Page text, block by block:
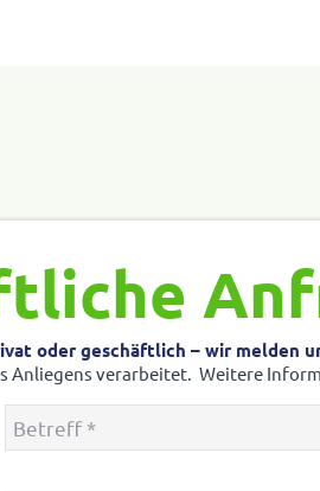
oder geschäft­lich – wir melden
Anlie­gens verar­beitet. Weitere
Betreff
*